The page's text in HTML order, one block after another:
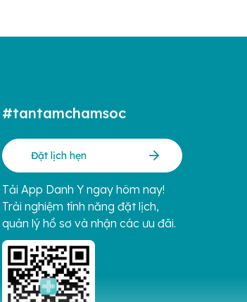
#tantamchamsoc
Đặt lịch hẹn
Tải App Danh Y ngay hôm nay!
Trải nghiệm tính năng đặt lịch,
quản lý hồ sơ và nhận các ưu đãi.